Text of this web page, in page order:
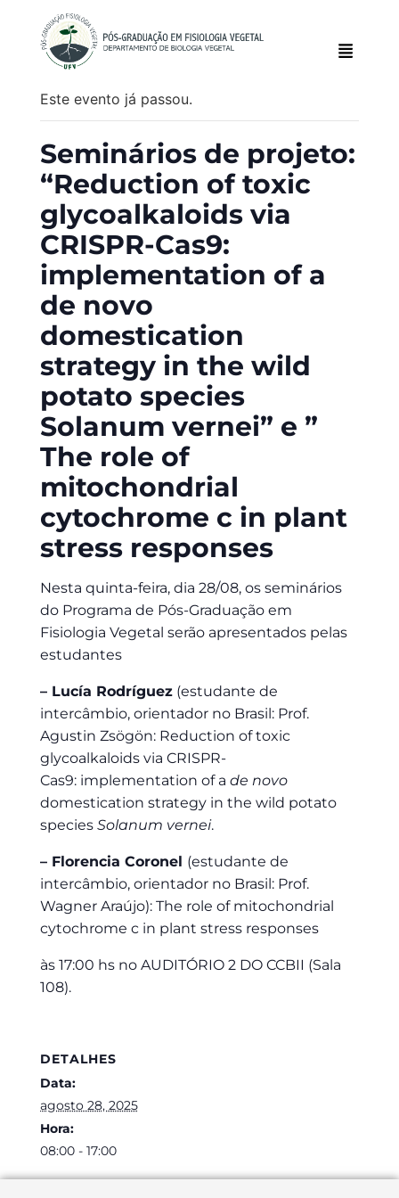
Este evento já passou.
Seminários de projeto:
“Reduction of toxic
glycoalkaloids via
CRISPR-Cas9:
implementation of a
de novo
domestication
strategy in the wild
potato species
Solanum vernei” e ”
The role of
mitochondrial
cytochrome c in plant
stress responses
Nesta quinta-feira, dia 28/08, os seminários
do Programa de Pós-Graduação em
Fisiologia Vegetal serão apresentados pelas
estudantes
– Lucía Rodríguez(estudante de
intercâmbio, orientador no Brasil: Prof.
Agustin Zsögön: Reduction of toxic
glycoalkaloids via CRISPR-
Cas9: implementation of a de novo
domestication strategy in the wild potato
species Solanum vernei.
– Florencia Coronel (estudante de
intercâmbio, orientador no Brasil: Prof.
Wagner Araújo): The role of mitochondrial
cytochrome c in plant stress responses
às 17:00 hs no AUDITÓRIO 2 DO CCBII (Sala
108).
DETALHES
Data:
agosto 28, 2025
Hora:
08:00 - 17:00